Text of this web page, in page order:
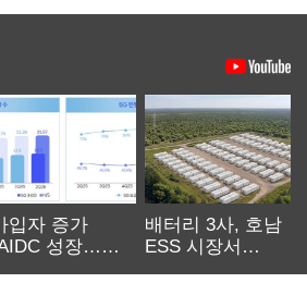
입자 증가
성장…
배터리 3사, 호남
ESS 시장서